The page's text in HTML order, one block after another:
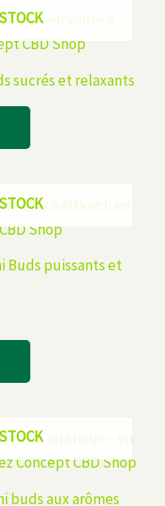
sucrés et relaxants
Buds puissants et
buds aux arômes